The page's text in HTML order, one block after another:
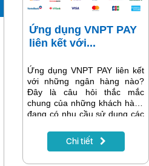
Ứng dụng VNPT PAY
liên kết với...
Ứng dụng VNPT PAY liên kết
với những ngân hàng nào?
Đây là câu hỏi thắc mắc
chung của những khách hàng
đang có nhu cầu sử dụng các
tuyến. Cụ thể như: Thanh
toán cước các dịch vụ viễn
Chi tiết